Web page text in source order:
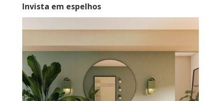
Invista em espelhos